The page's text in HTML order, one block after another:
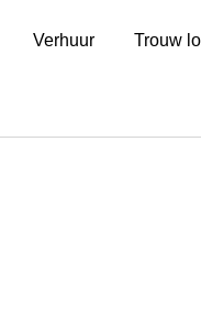
Verhuur Trouw